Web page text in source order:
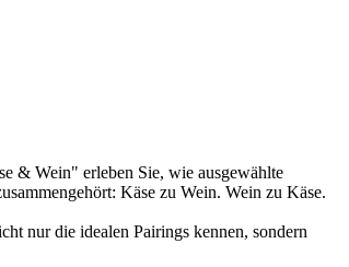
& Wein" erleben Sie, wie ausgewählte
Käse zu Wein. Wein zu Käse.
nur die idealen Pairings kennen, sondern